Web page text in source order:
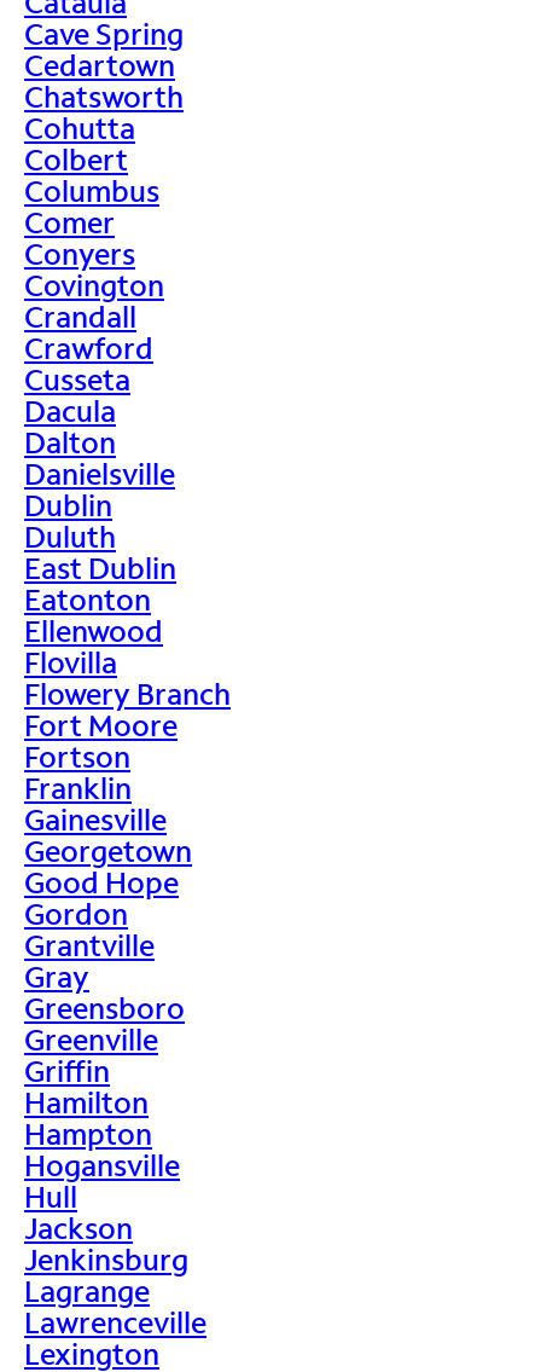
Cave Spring
Cedartown
Chatsworth
Cohutta
Colbert
Columbus
Comer
Conyers
Covington
Crandall
Crawford
Cusseta
Dacula
Dalton
Danielsville
Dublin
Duluth
East Dublin
Eatonton
Ellenwood
Flovilla
Flowery Branch
Fort Moore
Fortson
Franklin
Gainesville
Georgetown
Good Hope
Gordon
Grantville
Gray
Greensboro
Greenville
Griffin
Hamilton
Hampton
Hogansville
Hull
Jackson
Jenkinsburg
Lagrange
Lawrenceville
Lexington